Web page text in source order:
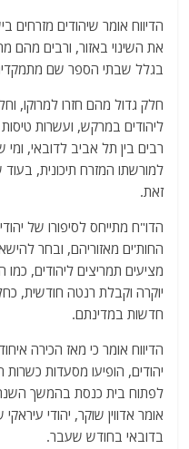
הדיווח אומר שיהודים מזרחים
את השינוי באזור, ורבים מהם
בגלל שבתי הספר שם מתמקדים
חלק גדול מהם חזרו למרוקו,
ליהודים במרקש, ועשרות
רבים בין תל אביב לדובאי,
למורשתו המזרח תיכונית,
זאת.
הדו"ח מתייחס לסיפורו של
החות'ים מאזוריהם, ובחר
מציעים תמריצים ליהודים,
יוקרה וקבלת רנטה חודשית,
חדשות במדינתם.
הדיווח אומר כי מאז הכירה
יהודים, הופיעו מסעדות כשרות
לפתוח בית כנסת בהמשך השנה.
אומר אדווין שוקר, יהודי
בדובאי בחודש שעבר.